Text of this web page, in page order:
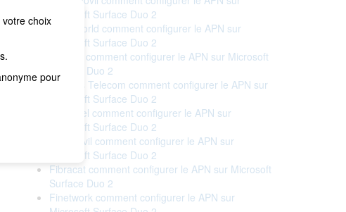
choix
pour
Microsoft Surface Duo 2
Cableworld comment configurer le APN sur
Microsoft Surface Duo 2
Cellhire comment configurer le APN sur Microsoft
Surface Duo 2
Correos Telecom comment configurer le APN sur
Microsoft Surface Duo 2
Euskaltel comment configurer le APN sur
Microsoft Surface Duo 2
Eva Móvil comment configurer le APN sur
Microsoft Surface Duo 2
Fibracat comment configurer le APN sur Microsoft
Surface Duo 2
Finetwork comment configurer le APN sur